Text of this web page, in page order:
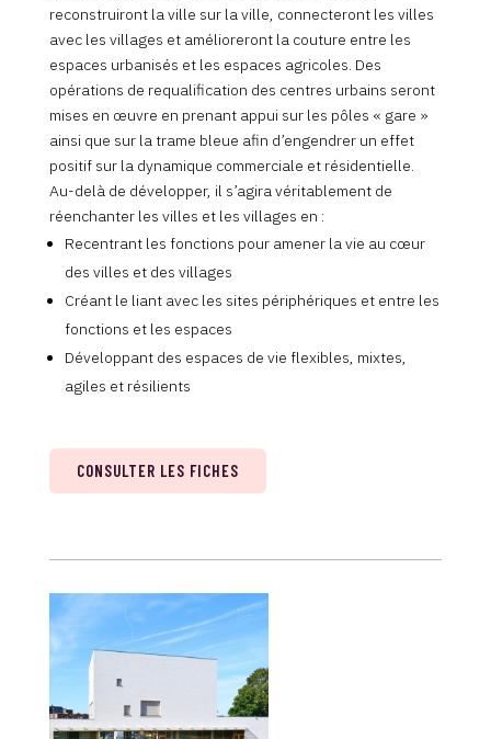
reconstruiront la ville sur la ville, connecteront les villes
avec les villages et amélioreront la couture entre les
espaces urbanisés et les espaces agricoles. Des
opérations de requalification des centres urbains seront
mises en œuvre en prenant appui sur les pôles « gare »
ainsi que sur la trame bleue afin d’engendrer un effet
positif sur la dynamique commerciale et résidentielle.
Au-delà de développer, il s’agira véritablement de
réenchanter les villes et les villages en :
Recentrant les fonctions pour amener la vie au cœur
des villes et des villages
Créant le liant avec les sites périphériques et entre les
fonctions et les espaces
Développant des espaces de vie flexibles, mixtes,
agiles et résilients
CONSULTER LES FICHES